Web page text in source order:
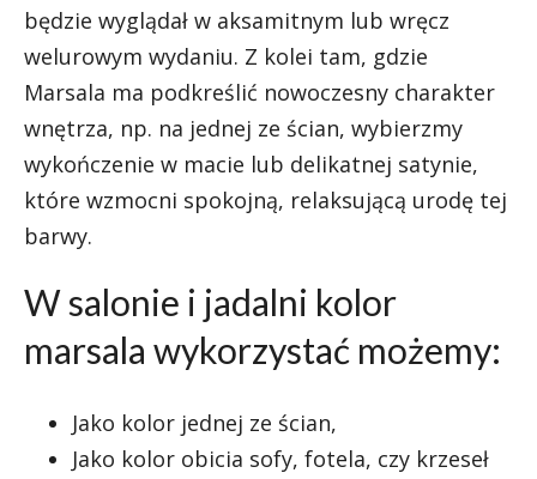
będzie wyglądał w aksamitnym lub wręcz
welurowym wydaniu. Z kolei tam, gdzie
Marsala ma podkreślić nowoczesny charakter
wnętrza, np. na jednej ze ścian, wybierzmy
wykończenie w macie lub delikatnej satynie,
które wzmocni spokojną, relaksującą urodę tej
barwy.
W salonie i jadalni kolor
marsala wykorzystać możemy:
Jako kolor jednej ze ścian,
Jako kolor obicia sofy, fotela, czy krzeseł